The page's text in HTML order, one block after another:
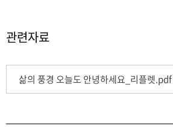
관련자료
삶의 풍경 오늘도 안녕하세요_리플렛.pdf